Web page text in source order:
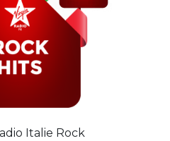
Italie Rock